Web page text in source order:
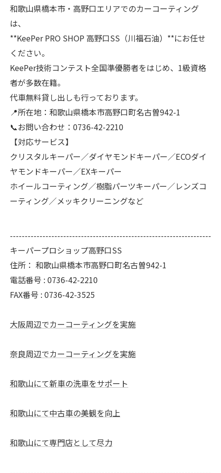
和歌山県橋本市・高野口エリアでのカーコーティング
は、
**KeePer PRO SHOP 高野口SS（川福石油）**にお任せ
ください。
KeePer技術コンテスト全国準優勝者をはじめ、1級資格
者が多数在籍。
代車無料貸し出しも行っております。
📍所在地：和歌山県橋本市高野口町名古曽942-1
📞お問い合わせ：0736-42-2210
【対応サービス】
クリスタルキーパー／ダイヤモンドキーパー／ECOダイ
ヤモンドキーパー／EXキーパー
ホイールコーティング／樹脂パーツキーパー／レンズコ
ーティング／メッキクリーニングなど
--------------------------------------------------------------------
キーパープロショップ高野口SS
住所： 和歌山県橋本市高野口町名古曽942-1
電話番号 : 0736-42-2210
FAX番号 : 0736-42-3525
大阪周辺でカーコーティングを実施
奈良周辺でカーコーティングを実施
和歌山にて新車の洗車をサポート
和歌山にて中古車の美観を向上
和歌山にて専門店として尽力